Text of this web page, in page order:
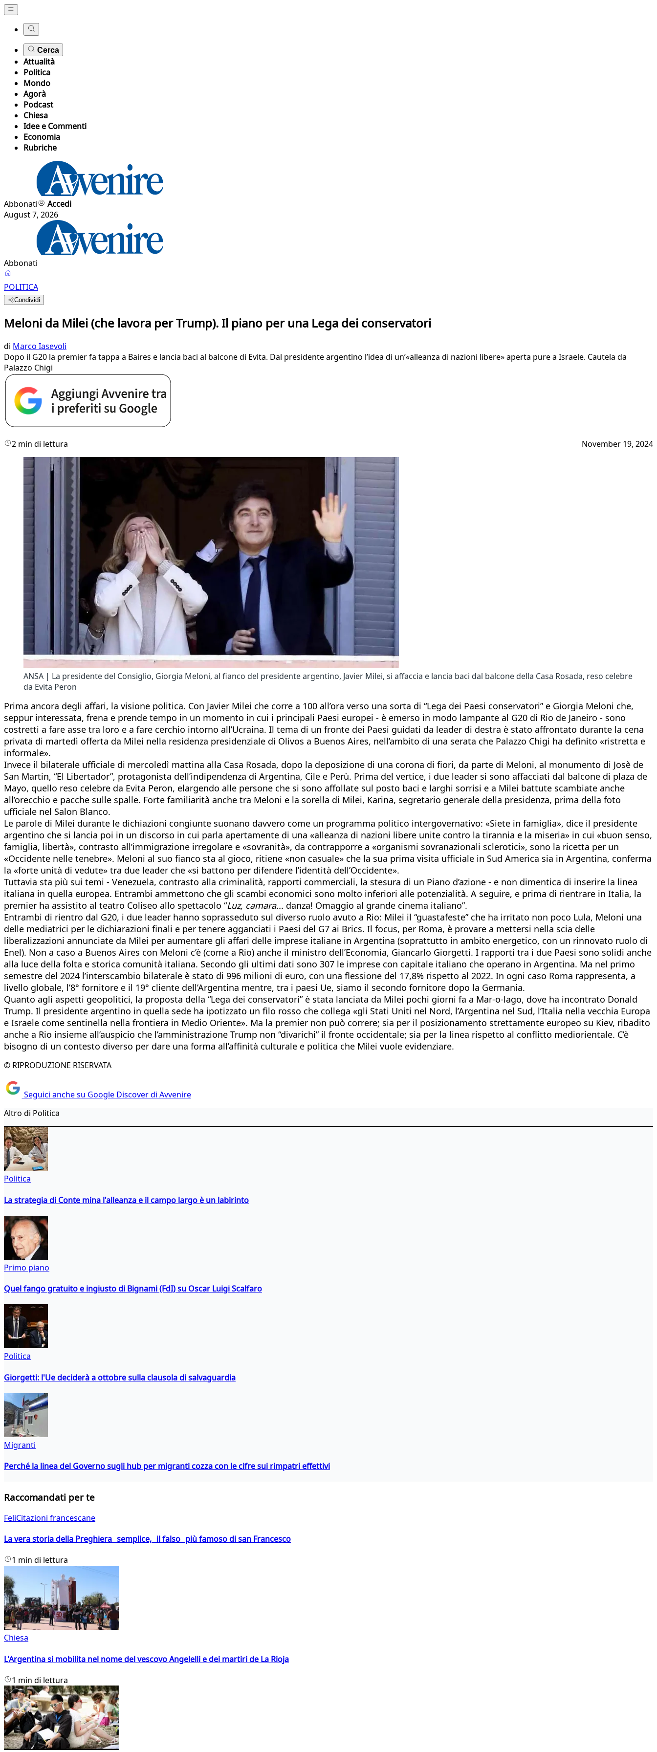
Cerca
Attualità
Politica
Mondo
Agorà
Podcast
Chiesa
Idee e Commenti
Economia
Rubriche
Abbonati
Accedi
August 7, 2026
Abbonati
POLITICA
Condividi
Meloni da Milei (che lavora per Trump). Il piano per una Lega dei conservatori
di Marco Iasevoli
Dopo il G20 la premier fa tappa a Baires e lancia baci al balcone di Evita. Dal presidente argentino l’idea di un’«alleanza di nazioni libere» aperta pure a Israele. Cautela da
Palazzo Chigi
2 min di lettura November 19, 2024
ANSA | La presidente del Consiglio, Giorgia Meloni, al fianco del presidente argentino, Javier Milei, si affaccia e lancia baci dal balcone della Casa Rosada, reso celebre
da Evita Peron
Prima ancora degli affari, la visione politica. Con Javier Milei che corre a 100 all’ora verso una sorta di “Lega dei Paesi conservatori” e Giorgia Meloni che,
seppur interessata, frena e prende tempo in un momento in cui i principali Paesi europei - è emerso in modo lampante al G20 di Rio de Janeiro - sono
costretti a fare asse tra loro e a fare cerchio intorno all’Ucraina. Il tema di un fronte dei Paesi guidati da leader di destra è stato affrontato durante la cena
privata di martedì offerta da Milei nella residenza presidenziale di Olivos a Buenos Aires, nell’ambito di una serata che Palazzo Chigi ha definito «ristretta e
informale».
Invece il bilaterale ufficiale di mercoledì mattina alla Casa Rosada, dopo la deposizione di una corona di fiori, da parte di Meloni, al monumento di Josè de
San Martin, “El Libertador”, protagonista dell’indipendenza di Argentina, Cile e Perù. Prima del vertice, i due leader si sono affacciati dal balcone di plaza de
Mayo, quello reso celebre da Evita Peron, elargendo alle persone che si sono affollate sul posto baci e larghi sorrisi e a Milei battute scambiate anche
all’orecchio e pacche sulle spalle. Forte familiarità anche tra Meloni e la sorella di Milei, Karina, segretario generale della presidenza, prima della foto
ufficiale nel Salon Blanco.
Le parole di Milei durante le dichiazioni congiunte suonano davvero come un programma politico intergovernativo: «Siete in famiglia», dice il presidente
argentino che si lancia poi in un discorso in cui parla apertamente di una «alleanza di nazioni libere unite contro la tirannia e la miseria» in cui «buon senso,
famiglia, libertà», contrasto all’immigrazione irregolare e «sovranità», da contrapporre a «organismi sovranazionali sclerotici», sono la ricetta per un
«Occidente nelle tenebre». Meloni al suo fianco sta al gioco, ritiene «non casuale» che la sua prima visita ufficiale in Sud America sia in Argentina, conferma
la «forte unità di vedute» tra due leader che «si battono per difendere l’identità dell’Occidente».
Tuttavia sta più sui temi - Venezuela, contrasto alla criminalità, rapporti commerciali, la stesura di un Piano d’azione - e non dimentica di inserire la linea
italiana in quella europea. Entrambi ammettono che gli scambi economici sono molto inferiori alle potenzialità. A seguire, e prima di rientrare in Italia, la
premier ha assistito al teatro Coliseo allo spettacolo “Luz, camara... danza! Omaggio al grande cinema italiano”.
Entrambi di rientro dal G20, i due leader hanno soprasseduto sul diverso ruolo avuto a Rio: Milei il “guastafeste” che ha irritato non poco Lula, Meloni una
delle mediatrici per le dichiarazioni finali e per tenere agganciati i Paesi del G7 ai Brics. Il focus, per Roma, è provare a mettersi nella scia delle
liberalizzazioni annunciate da Milei per aumentare gli affari delle imprese italiane in Argentina (soprattutto in ambito energetico, con un rinnovato ruolo di
Enel). Non a caso a Buenos Aires con Meloni c’è (come a Rio) anche il ministro dell’Economia, Giancarlo Giorgetti. I rapporti tra i due Paesi sono solidi anche
alla luce della folta e storica comunità italiana. Secondo gli ultimi dati sono 307 le imprese con capitale italiano che operano in Argentina. Ma nel primo
semestre del 2024 l’interscambio bilaterale è stato di 996 milioni di euro, con una flessione del 17,8% rispetto al 2022. In ogni caso Roma rappresenta, a
livello globale, l’8° fornitore e il 19° cliente dell’Argentina mentre, tra i paesi Ue, siamo il secondo fornitore dopo la Germania.
Quanto agli aspetti geopolitici, la proposta della “Lega dei conservatori” è stata lanciata da Milei pochi giorni fa a Mar-o-lago, dove ha incontrato Donald
Trump. Il presidente argentino in quella sede ha ipotizzato un filo rosso che collega «gli Stati Uniti nel Nord, l’Argentina nel Sud, l’Italia nella vecchia Europa
e Israele come sentinella nella frontiera in Medio Oriente». Ma la premier non può correre; sia per il posizionamento strettamente europeo su Kiev, ribadito
anche a Rio insieme all’auspicio che l’amministrazione Trump non “divarichi” il fronte occidentale; sia per la linea rispetto al conflitto mediorientale. C’è
bisogno di un contesto diverso per dare una forma all’affinità culturale e politica che Milei vuole evidenziare.
© RIPRODUZIONE RISERVATA
Seguici anche su Google Discover di Avvenire
Altro di Politica
Politica
La strategia di Conte mina l'alleanza e il campo largo è un labirinto
Primo piano
Quel fango gratuito e ingiusto di Bignami (FdI) su Oscar Luigi Scalfaro
Politica
Giorgetti: l'Ue deciderà a ottobre sulla clausola di salvaguardia
Migranti
Perché la linea del Governo sugli hub per migranti cozza con le cifre sui rimpatri effettivi
Raccomandati per te
FeliCitazioni francescane
La vera storia della Preghiera semplice, il falso più famoso di san Francesco
1 min di lettura
Chiesa
L'Argentina si mobilita nel nome del vescovo Angelelli e dei martiri de La Rioja
1 min di lettura